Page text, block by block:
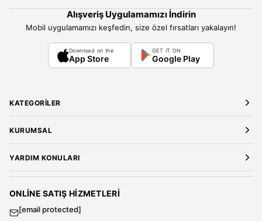
Alışveriş Uygulamamızı İndirin
Mobil uygulamamızı keşfedin, size özel fırsatları yakalayın!
Download on the
App Store
GET IT ON
Google Play
KATEGORILER
Bluz
Gömlek
T-Shirt
Tulum
KURUMSAL
Mağazalarımız
Gizlilik ve Güvenlik
YARDIM KONULARI
Üyelik Sözleşmesi
Kargo ve Teslimat
Satış Sözleşmesi
Banka Hesap Bilgileri
ONLINE SATIŞ HIZMETLERI
[email protected]